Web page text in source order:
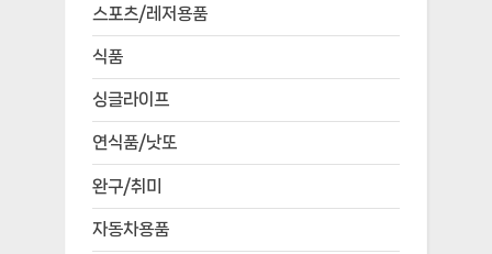
스포츠/레저용품
식품
싱글라이프
연식품/낫또
완구/취미
자동차용품